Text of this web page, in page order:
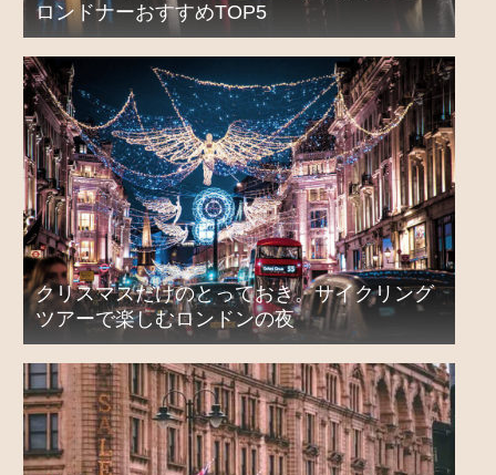
ロンドナーおすすめTOP5
クリスマスだけのとっておき。サイクリング
ツアーで楽しむロンドンの夜